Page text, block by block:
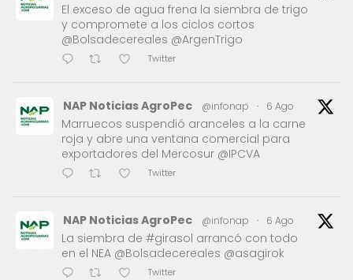
El exceso de agua frena la siembra de trigo
y compromete a los ciclos cortos
@Bolsadecereales @ArgenTrigo
Twitter
NAP Noticias AgroPec @infonap · 6 Ago
Marruecos suspendió aranceles a la carne
roja y abre una ventana comercial para
exportadores del Mercosur @IPCVA
Twitter
NAP Noticias AgroPec @infonap · 6 Ago
La siembra de #girasol arrancó con todo
en el NEA @Bolsadecereales @asagirok
Twitter